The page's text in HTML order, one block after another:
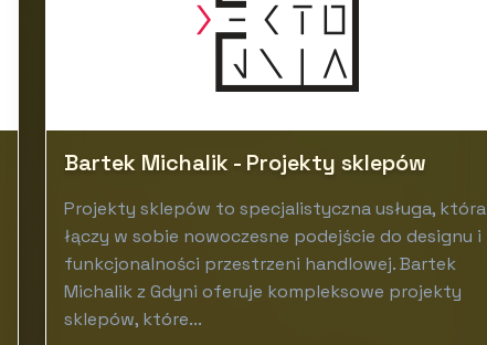
Bartek Michalik - Projekty sklepów
Projekty sklepów to specjalistyczna usługa, która
łączy w sobie nowoczesne podejście do designu i
funkcjonalności przestrzeni handlowej. Bartek
Michalik z Gdyni oferuje kompleksowe projekty
sklepów, które...